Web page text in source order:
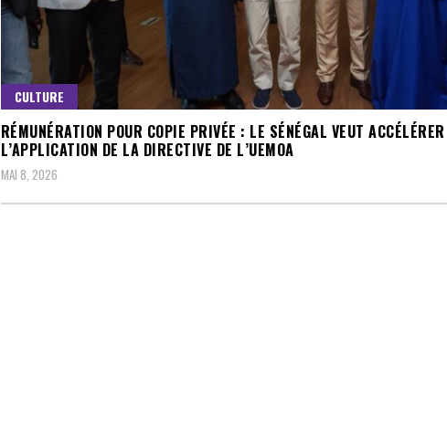
CULTURE
RÉMUNÉRATION POUR COPIE PRIVÉE : LE SÉNÉGAL VEUT ACCÉLÉRER
L’APPLICATION DE LA DIRECTIVE DE L’UEMOA
MAI 8, 2026